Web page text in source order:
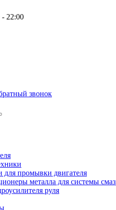
22:00
звонок
для промывки двигателя
металла для системы
руля